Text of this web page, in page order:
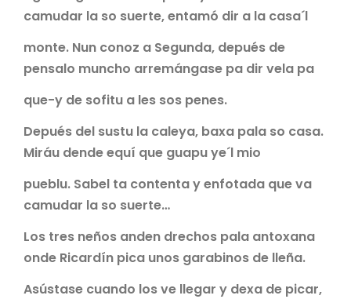
camudar la so suerte, entamó dir a la casa´l
monte. Nun conoz a Segunda, depués de
pensalo muncho arremángase pa dir vela pa
que-y de sofitu a les sos penes.
Depués del sustu la caleya, baxa pala so casa.
Miráu dende equí que guapu ye´l mio
pueblu. Sabel ta contenta y enfotada que va
camudar la so suerte…
Los tres neños anden drechos pala antoxana
onde Ricardín pica unos garabinos de lleña.
Asústase cuando los ve llegar y dexa de picar,